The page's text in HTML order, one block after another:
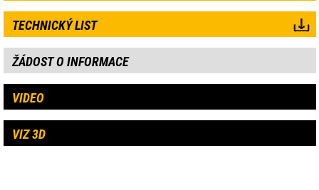
TECHNICKÝ LIST
ŽÁDOST O INFORMACE
VIDEO
VIZ 3D